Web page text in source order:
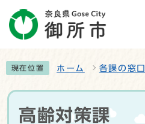
現在位置 ホーム 各課の窓口
高齢対策課